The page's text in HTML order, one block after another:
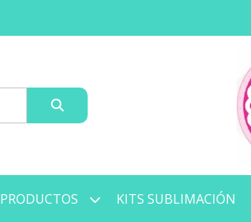
PRODUCTOS KITS SUBLIMACIÓN